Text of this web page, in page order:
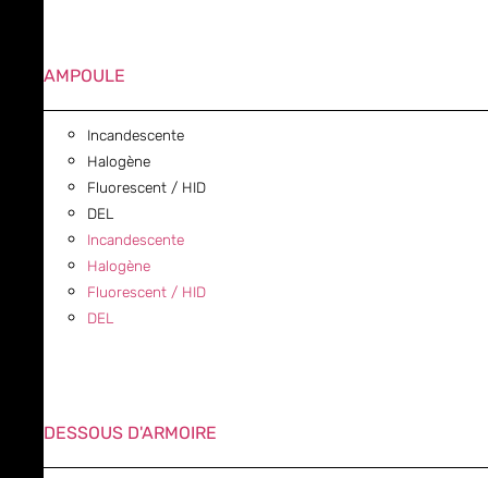
AMPOULE
Incandescente
Halogène
Fluorescent / HID
DEL
Incandescente
Halogène
Fluorescent / HID
DEL
DESSOUS D'ARMOIRE